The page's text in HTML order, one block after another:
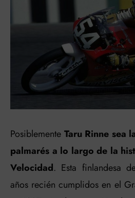
Posiblemente Taru Rinne sea
palmarés a lo largo de la
Velocidad. Esta finlandesa
años recién cumplidos en el